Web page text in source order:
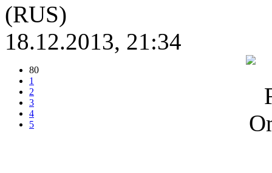
(RUS)
18.12.2013, 21:34
80
1
2
3
4
5